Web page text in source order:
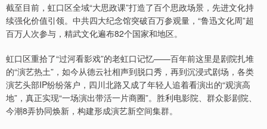
截至目前，虹口区全域“大思政课”打造了百个思政场景，先进文化持
续强化价值引领。中共四大纪念馆突破百万参观量，“鲁迅文化周”超
百万人次参与，精武文化遍布82个国家和地区。
虹口区重拾了“过河看影戏”的老虹口记忆——百年前这里是剧院扎堆
的“演艺热土”，如今从德云社相声到脱口秀，再到沉浸式剧场，各类
演艺头部IP纷纷落户，四川北路又成了年轻人追着看演出的“观演高
地”，真正实现“一场演出带活一片商圈”。胜利电影院、群众影剧院、
今潮8弄协同焕新，构建形成演艺新空间集群。
上证综指 3900.35 +21.92 +0.57%